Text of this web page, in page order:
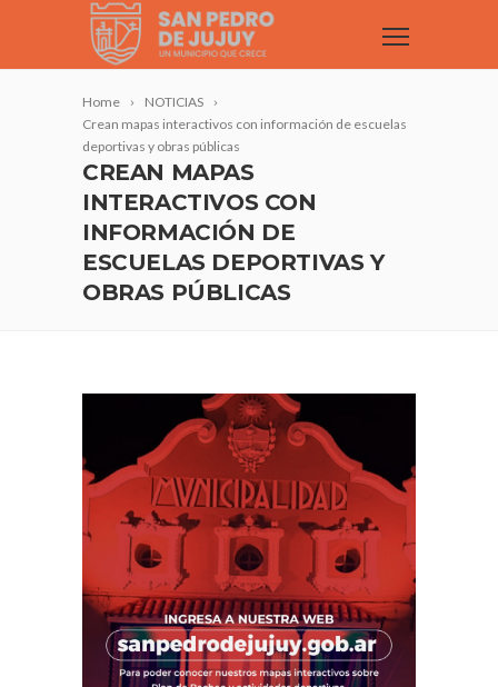
Home
NOTICIAS
Crean mapas interactivos con información de escuelas
deportivas y obras públicas
CREAN MAPAS
INTERACTIVOS CON
INFORMACIÓN DE
ESCUELAS DEPORTIVAS Y
OBRAS PÚBLICAS